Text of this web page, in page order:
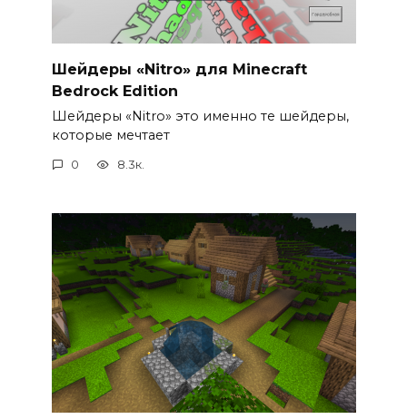
Шейдеры «Nitro» для Minecraft
Bedrock Edition
Шейдеры «Nitro» это именно те шейдеры,
которые мечтает
0 8.3к.